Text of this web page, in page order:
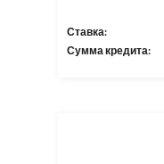
Ставка:
Сумма кредита: